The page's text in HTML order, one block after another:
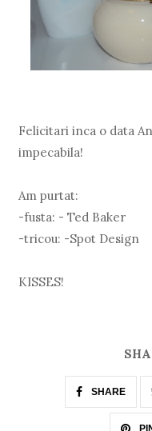
Felicitari inca o data
impecabila!
Am purtat:
-fusta: - Ted Baker
-tricou: -Spot Design
KISSES!
SHARE